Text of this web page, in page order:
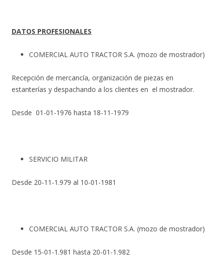
DATOS PROFESIONALES
COMERCIAL AUTO TRACTOR S.A. (mozo de mostrador)
Recepción de mercancía, organización de piezas en
estanterías y despachando a los clientes en el mostrador.
Desde 01-01-1976 hasta 18-11-1979
SERVICIO MILITAR
Desde 20-11-1.979 al 10-01-1981
COMERCIAL AUTO TRACTOR S.A. (mozo de mostrador)
Desde 15-01-1.981 hasta 20-01-1.982